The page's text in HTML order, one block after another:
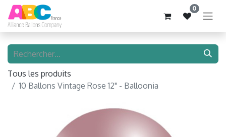
0
Tous les produits
10 Ballons Vintage Rose 12" - Balloonia